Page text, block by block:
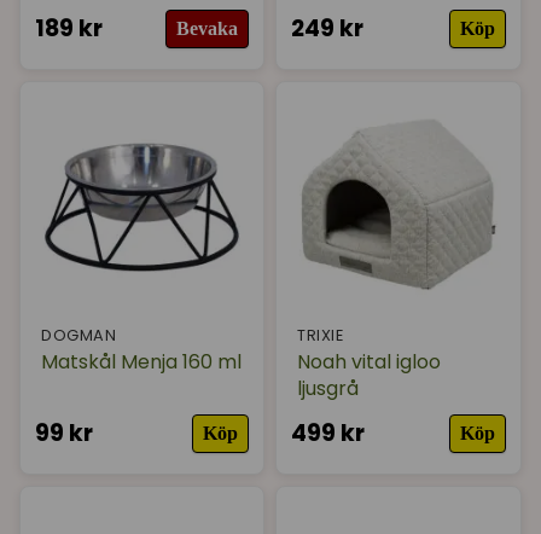
189 kr Bevaka 249 kr Köp
DOGMAN
Matskål Menja 160 ml
99 kr Köp
TRIXIE
Noah vital igloo
ljusgrå
499 kr Köp